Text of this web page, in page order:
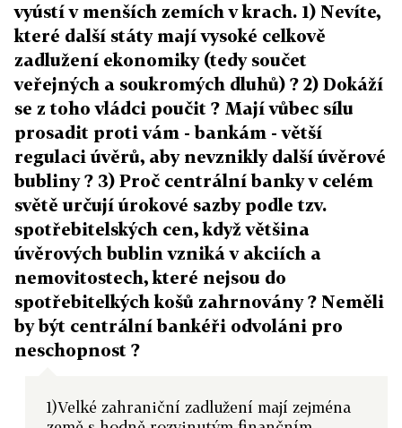
vyústí v menších zemích v krach. 1) Nevíte,
které další státy mají vysoké celkově
zadlužení ekonomiky (tedy součet
veřejných a soukromých dluhů) ? 2) Dokáží
se z toho vládci poučit ? Mají vůbec sílu
prosadit proti vám - bankám - větší
regulaci úvěrů, aby nevznikly další úvěrové
bubliny ? 3) Proč centrální banky v celém
světě určují úrokové sazby podle tzv.
spotřebitelských cen, když většina
úvěrových bublin vzniká v akciích a
nemovitostech, které nejsou do
spotřebitelkých košů zahrnovány ? Neměli
by být centrální bankéři odvoláni pro
neschopnost ?
1)Velké zahraniční zadlužení mají zejména